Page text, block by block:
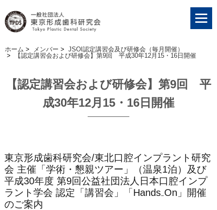
ホーム > メンバー > JSOI認定講習会及び研修会（毎月開催）
>
【認定講習会および研修会】第9回 平成30年12月15・16日開催
【認定講習会および研修会】第9回 平
成30年12月15・16日開催
東京形成歯科研究会/東北口腔インプラント研究
会 主催「学術・懇親ツアー」（温泉1泊）及び
平成30年度 第9回公益社団法人日本口腔インプ
ラント学会 認定「講習会」「Hands₋On」開催
のご案内